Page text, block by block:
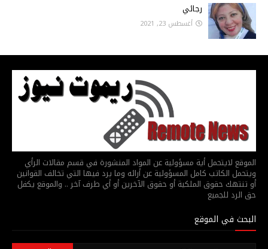
رجائي
أغسطس 23, 2021
الموقع لايتحمل أية مسؤولية عن المواد المنشورة في قسم مقالات الرأي
ويتحمل الكاتب كامل المسؤولية عن أرائه وما يرد فيها التي تخالف القوانين
أو تنتهك حقوق الملكية أو حقوق الآخرين أو أي طرف آخر .. والموقع يكفل
حق الرد للجميع
البحث في الموقع